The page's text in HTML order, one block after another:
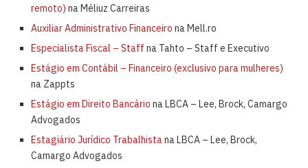
remoto) na Méliuz Carreiras
Auxiliar Administrativo Financeiro na Mell.ro
Especialista Fiscal – Staff na Tahto – Staff e Executivo
Estágio em Contábil – Financeiro (exclusivo para mulheres)
na Zappts
Estágio em Direito Bancário na LBCA – Lee, Brock, Camargo
Advogados
Estagiário Jurídico Trabalhistana LBCA – Lee, Brock,
Camargo Advogados